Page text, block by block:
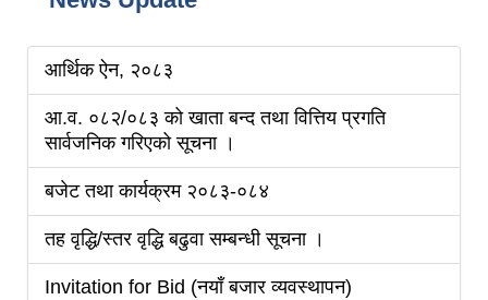
आर्थिक ऐन, २०८३
आ.व. ०८२/०८३ को खाता बन्द तथा वित्तिय प्रगति
सार्वजनिक गरिएको सूचना ।
बजेट तथा कार्यक्रम २०८३-०८४
तह वृद्धि/स्तर वृद्धि बढुवा सम्बन्धी सूचना ।
Invitation for Bid (नयाँ बजार व्यवस्थापन)